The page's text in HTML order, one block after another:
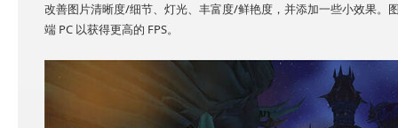
改善图片清晰度/细节、灯光、丰富度/鲜艳度，并添加一些小效果。
端 PC 以获得更高的 FPS。